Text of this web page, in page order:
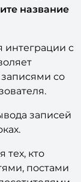
создавать
название
с
со
записей
тех, кто